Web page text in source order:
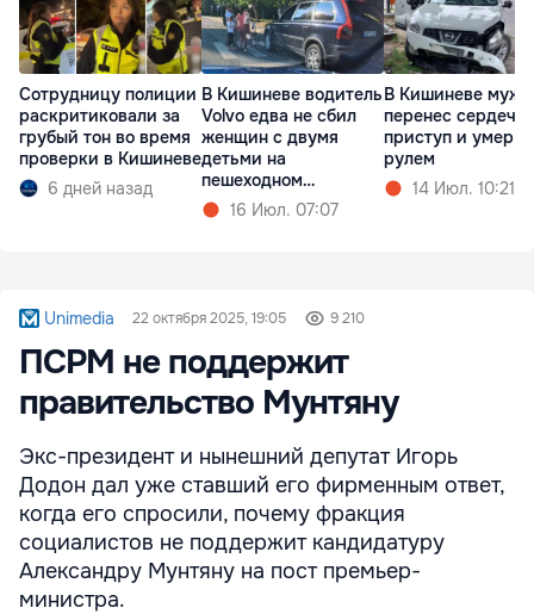
Сотрудницу полиции
раскритиковали за
грубый тон во время
проверки в Кишиневе
6 дней назад
В Кишиневе водитель
Volvo едва не сбил
женщин с двумя
детьми на
пешеходном
переходе
16 Июл. 07:07
В Кишиневе
перенес
приступ и умер
рулем
14 Июл. 10:21
Unimedia 22 октября 2025, 19:05 9 210
ПСРМ не поддержит
правительство Мунтяну
Экс-президент и нынешний депутат Игорь
Додон дал уже ставший его фирменным ответ,
когда его спросили, почему фракция
социалистов не поддержит кандидатуру
Александру Мунтяну на пост премьер-
министра.